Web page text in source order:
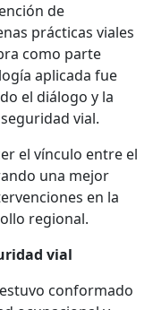
de
prácticas viales
como parte
aplicada fue
el diálogo y la
vial.
el vínculo entre el
una mejor
en la
regional.
vial
conformado